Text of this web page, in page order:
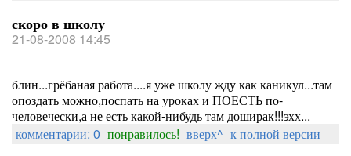
скоро в школу
21-08-2008 14:45
блин...грёбаная работа....я уже школу жду как каникул...там
опоздать можно,поспать на уроках и ПОЕСТЬ по-
человечески,а не есть какой-нибудь там доширак!!!эхх...
комментарии: 0 понравилось! вверх^ к полной версии